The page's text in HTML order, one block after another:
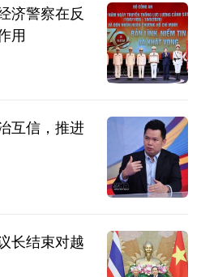
济警察在反
用
互信，推进
长结束对越